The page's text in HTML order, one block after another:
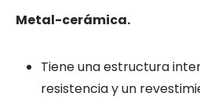
Metal-cerámica.
Tiene una estructura
resistencia y un